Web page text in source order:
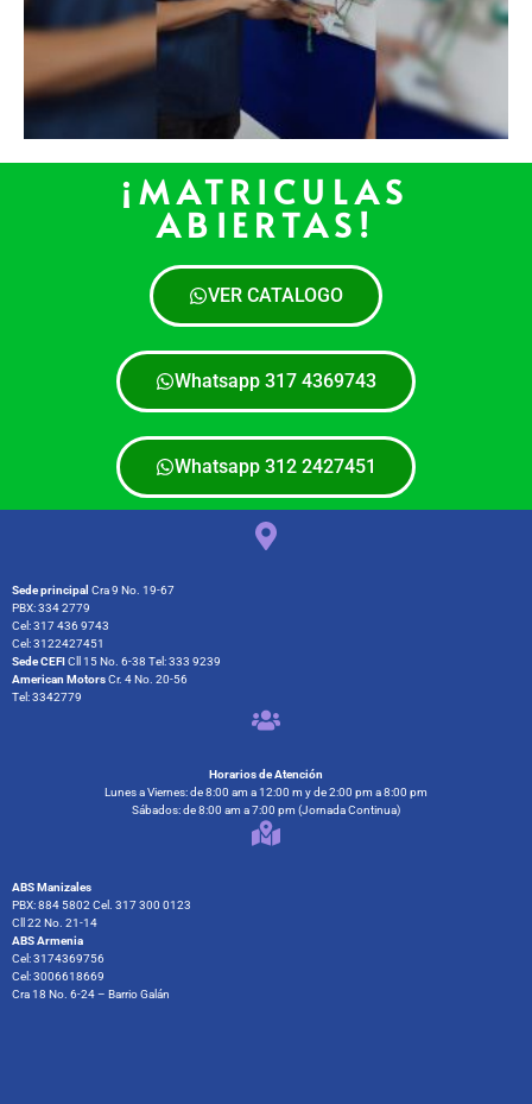
¡MATRICULAS
ABIERTAS!
VER CATALOGO
Whatsapp 317 4369743
Whatsapp 312 2427451
Sede principal Cra 9 No. 19-67
PBX: 334 2779
Cel: 317 436 9743
Cel: 3122427451
Sede CEFICll 15 No. 6-38 Tel: 333 9239
American MotorsCr. 4 No. 20-56
Tel: 3342779
Horarios de Atención
Lunes a Viernes: de 8:00 am a 12:00 m y de 2:00 pm a 8:00 pm
Sábados: de 8:00 am a 7:00 pm (Jornada Continua)
ABS Manizales
PBX: 884 5802 Cel. 317 300 0123
Cll 22 No. 21-14
ABS Armenia
Cel: 3174369756
Cel: 3006618669
Cra 18 No. 6-24 – Barrio Galán